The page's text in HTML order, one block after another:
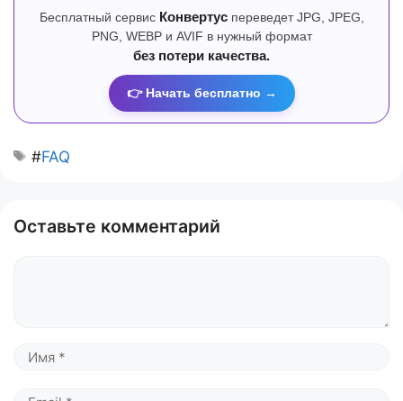
Бесплатный сервис Конвертуспереведет JPG, JPEG,
PNG, WEBP и AVIF в нужный формат
без потери качества.
👉 Начать бесплатно →
#FAQ
Оставьте комментарий
Имя